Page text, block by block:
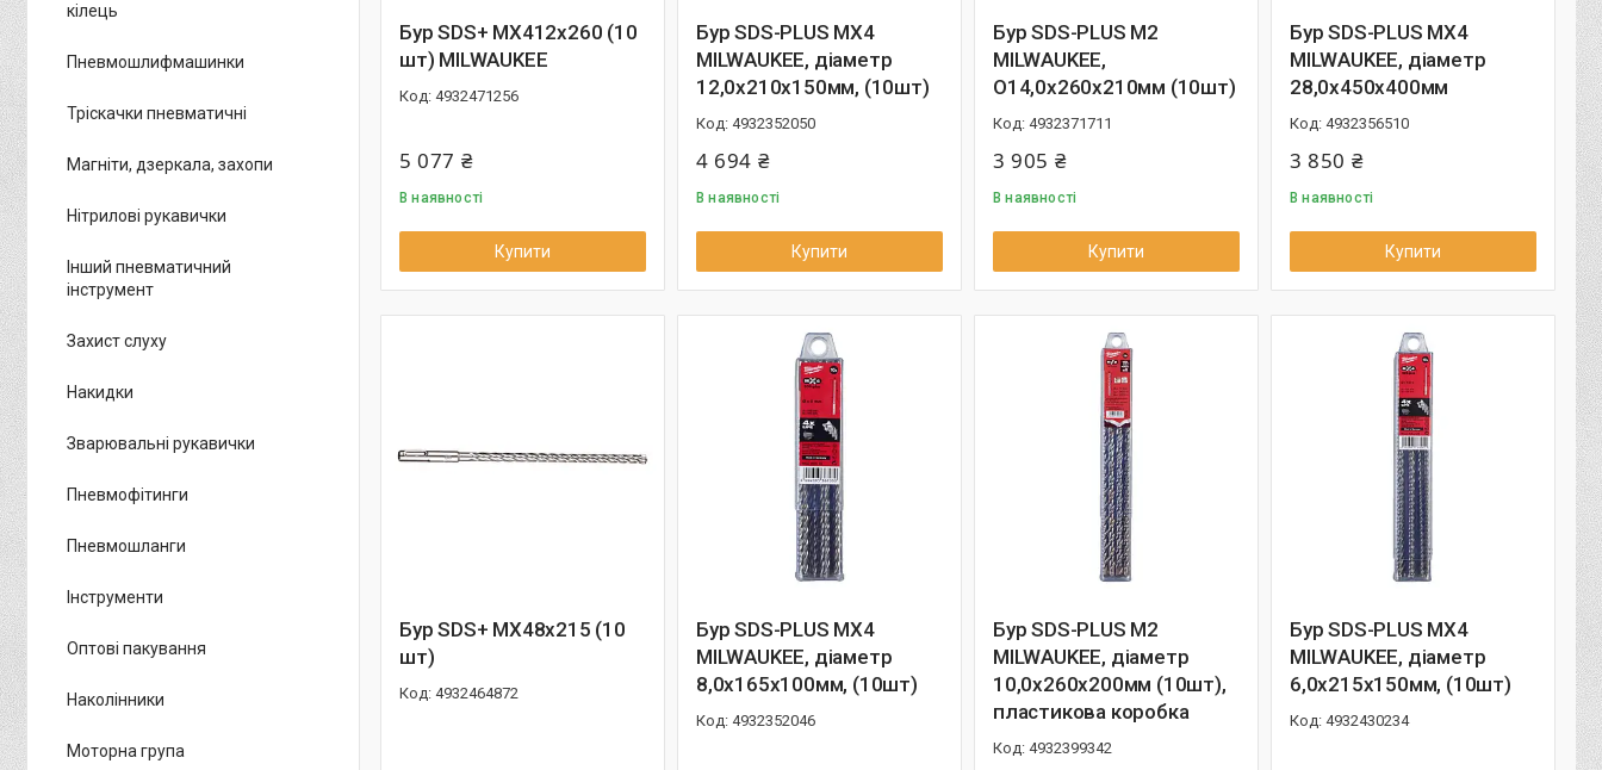
Бур SDS+ MX412x260 (10
шт) MILWAUKEE
4932471256
5 077 ₴
В наявності
Купити
Бур SDS-PLUS MX4
MILWAUKEE, діаметр
12,0х210х150мм, (10шт)
4932352050
4 694 ₴
В наявності
Купити
Бур SDS-PLUS M2
MILWAUKEE,
O14,0х260х210мм (10шт)
4932371711
3 905 ₴
В наявності
Купити
Бур SDS-PLUS MX4
MILWAUKEE, діаметр
28,0х450х400мм
4932356510
3 850 ₴
В наявності
Купити
Бур SDS+ MX48x215 (10
шт)
4932464872
Бур SDS-PLUS MX4
MILWAUKEE, діаметр
8,0х165х100мм, (10шт)
4932352046
Бур SDS-PLUS M2
MILWAUKEE, діаметр
10,0х260х200мм (10шт),
пластикова коробка
4932399342
Бур SDS-PLUS MX4
MILWAUKEE, діаметр
6,0х215х150мм, (10шт)
4932430234
кілець
Пневмошлифмашинки
Тріскачки пневматичні
Магніти, дзеркала, захопи
Нітрилові рукавички
Інший пневматичний
інструмент
Захист слуху
Накидки
Зварювальні рукавички
Пневмофітинги
Пневмошланги
Інструменти
Оптові пакування
Наколінники
Моторна група